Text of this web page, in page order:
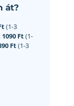
át?
(1-3
1090 Ft(1-
Ft(1-3